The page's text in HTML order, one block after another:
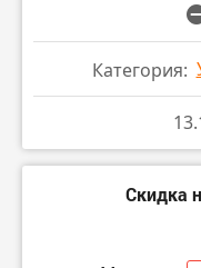
Категория:
Скидка